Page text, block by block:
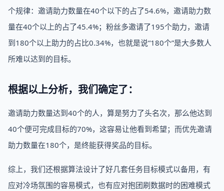
个规律：邀请助力数量在40个以下的占了54.6%，邀请助力数
量在40个以上的占了45.4%；粉丝多邀请了195个助力，邀请
到180个以上助力的占比0.34%，也就是说“180个”是大多数人
所难以达到的目标。
根据以上分析，我们确定了：
邀请助力数量达到40个的人，算是努力了头名次，那么他达到
40个便可完成目标的70%，这容易让他看到希望；而优先邀请
助力数量在180个，是终能获得奖品的目标。
综上，我们还根据算法设计了好几套任务目标模式以备用，有
应对冷场氛围的容易模式，也有应对抱团刷数据时的困难模式